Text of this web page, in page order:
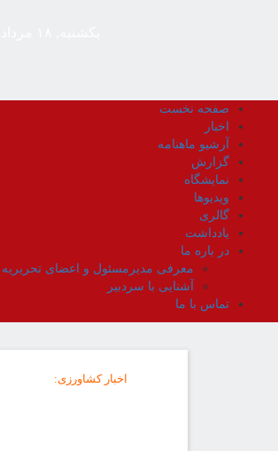
صفحه نخست
اخبار
آرشیو ماهنامه
گزارش
نمایشگاه
ویدیوها
گالری
یادداشت
در باره ما
معرفی مدیرمسئول و اعضای تحریریه
آشنایی با سردبیر
تماس با ما
اخبار کشاورزی: